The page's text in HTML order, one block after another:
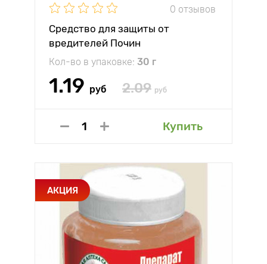
0 отзывов
Средство для защиты от
вредителей Почин
Кол-во в упаковке: 30 г
1.19 руб 2.09 руб
Купить
АКЦИЯ